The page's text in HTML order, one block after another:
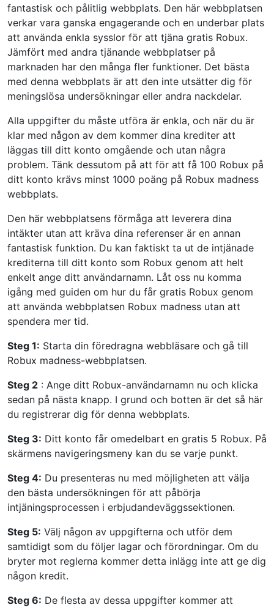
fantastisk och pålitlig webbplats. Den här webbplatsen
verkar vara ganska engagerande och en underbar plats
att använda enkla sysslor för att tjäna gratis Robux.
Jämfört med andra tjänande webbplatser på
marknaden har den många fler funktioner. Det bästa
med denna webbplats är att den inte utsätter dig för
meningslösa undersökningar eller andra nackdelar.
Alla uppgifter du måste utföra är enkla, och när du är
klar med någon av dem kommer dina krediter att
läggas till ditt konto omgående och utan några
problem. Tänk dessutom på att för att få 100 Robux på
ditt konto krävs minst 1000 poäng på Robux madness
webbplats.
Den här webbplatsens förmåga att leverera dina
intäkter utan att kräva dina referenser är en annan
fantastisk funktion. Du kan faktiskt ta ut de intjänade
krediterna till ditt konto som Robux genom att helt
enkelt ange ditt användarnamn. Låt oss nu komma
igång med guiden om hur du får gratis Robux genom
att använda webbplatsen Robux madness utan att
spendera mer tid.
Steg 1: Starta din föredragna webbläsare och gå till
Robux madness-webbplatsen.
Steg 2 : Ange ditt Robux-användarnamn nu och klicka
sedan på nästa knapp. I grund och botten är det så här
du registrerar dig för denna webbplats.
Steg 3: Ditt konto får omedelbart en gratis 5 Robux. På
skärmens navigeringsmeny kan du se varje punkt.
Steg 4: Du presenteras nu med möjligheten att välja
den bästa undersökningen för att påbörja
intjäningsprocessen i erbjudandeväggssektionen.
Steg 5: Välj någon av uppgifterna och utför dem
samtidigt som du följer lagar och förordningar. Om du
bryter mot reglerna kommer detta inlägg inte att ge dig
någon kredit.
Steg 6: De flesta av dessa uppgifter kommer att